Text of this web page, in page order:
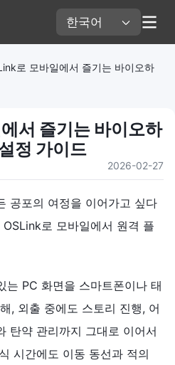
한국어
로 모바일에서 즐기는 바이오하
서 즐기는 바이오하
정 가이드
2026-02-27
공포의 여정을 이어가고 싶다
로 모바일에서 원격 플
는 PC 화면을 스마트폰이나 태
, 외출 중에도 스토리 진행, 어
탄약 관리까지 그대로 이어서
시간에도 이동 동선과 적의